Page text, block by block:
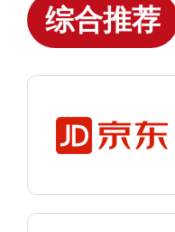
综合推荐